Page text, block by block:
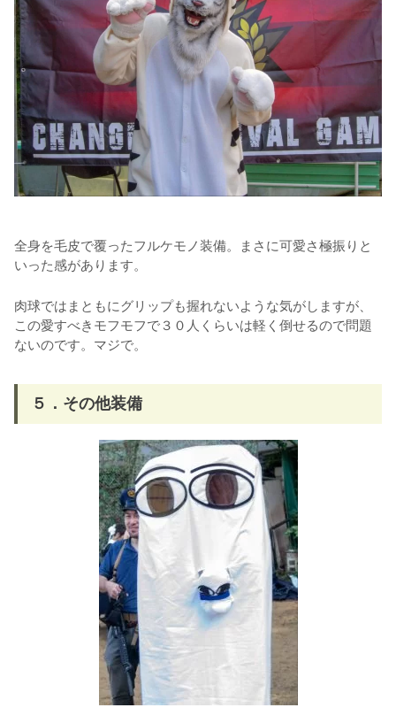
全身を毛皮で覆ったフルケモノ装備。まさに可愛さ極振りと
いった感があります。
肉球ではまともにグリップも握れないような気がしますが、
この愛すべきモフモフで３０人くらいは軽く倒せるので問題
ないのです。マジで。
５．その他装備